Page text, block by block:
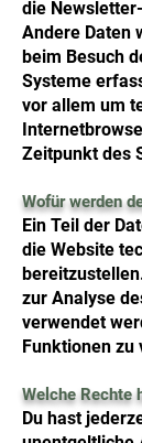
die
Andere Daten
beim Besuch
Systeme
vor allem um
Zeitpunkt des
Wofür werden
Ein Teil der
die Website
zur Analyse
verwendet
Funktionen zu
Welche Rechte
Du hast